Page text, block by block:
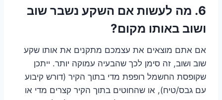
6. מה לעשות אם השקע נשבר שוב
ושוב באותו מקום?
אם אתם מוצאים את עצמכם מתקנים את אותו שקע
שוב ושוב, זה סימן לכך שהבעיה עמוקה יותר. ייתכן
שקופסת החשמל רופפת מדי בתוך הקיר (דורש קיבוע
עם גבס/טיח), או שהחוטים בתוך הקיר קצרים מדי או